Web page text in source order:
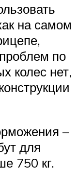
на самом
по
колес нет,
–
для
750 кг.